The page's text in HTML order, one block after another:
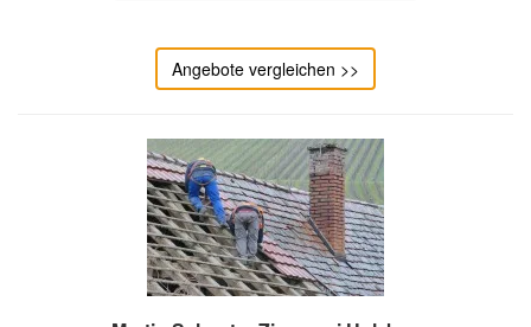
Angebote vergleichen >>